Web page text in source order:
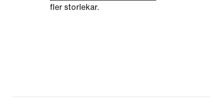
fler storlekar.